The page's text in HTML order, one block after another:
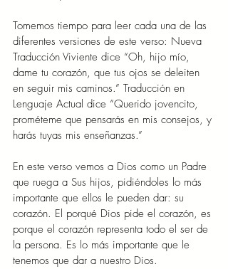
Tomemos tiempo para leer cada una de las
diferentes versiones de este verso: Nueva
Traducción Viviente dice “Oh, hijo mío,
dame tu corazón, que tus ojos se deleiten
en seguir mis caminos.” Traducción en
Lenguaje Actual dice “Querido jovencito,
prométeme que pensarás en mis consejos, y
harás tuyas mis enseñanzas.”
En este verso vemos a Dios como un Padre
que ruega a Sus hijos, pidiéndoles lo más
importante que ellos le pueden dar: su
corazón. El porqué Dios pide el corazón, es
porque el corazón representa todo el ser de
la persona. Es lo más importante que le
tenemos que dar a nuestro Dios.